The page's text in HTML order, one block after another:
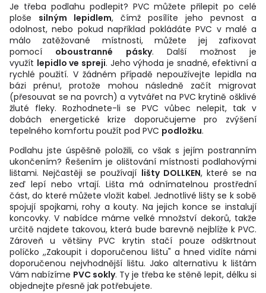
Je třeba podlahu podlepit? PVC můžete přilepit po celé
ploše silným lepidlem, čímž posílíte jeho pevnost a
odolnost, nebo pokud například pokládáte PVC v malé a
málo zatěžované místnosti, můžete jej zafixovat
pomocí oboustranné pásky. Další možnost je
využít lepidlo ve spreji. Jeho výhoda je snadné, efektivní a
rychlé použití. V žádném případě nepoužívejte lepidla na
bázi prénu!, protože mohou následně začít migrovat
(přesouvat se na povrch) a vytvářet na PVC krytině ošklivé
žluté fleky. Rozhodnete-li se PVC vůbec nelepit, tak v
dobách energetické krize doporučujeme pro zvýšení
tepelného komfortu použít pod PVC podložku.
Podlahu jste úspěšně položili, co však s jejím postranním
ukončením? Řešením je olištování místnosti podlahovými
lištami. Nejčastěji se používají lišty DOLLKEN, které se na
zeď lepí nebo vrtají. Lišta má odnímatelnou prostřední
část, do které můžete vložit kabel. Jednotlivé lišty se k sobě
spojují spojkami, rohy a kouty. Na jejich konce se instalují
koncovky. V nabídce máme velké množství dekorů, takže
určitě najdete takovou, která bude barevně nejblíže k PVC.
Zároveň u většiny PVC krytin stačí pouze odškrtnout
políčko ,,Zakoupit i doporučenou lištu" a hned vidíte námi
doporučenou nejvhodnější lištu. Jako alternativu k lištám
Vám nabízíme PVC sokly. Ty je třeba ke stěně lepit, délku si
objednejte přesně jak potřebujete.